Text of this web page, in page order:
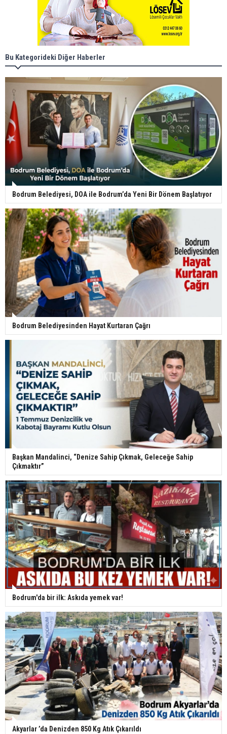
Bu Kategorideki Diğer Haberler
Bodrum Belediyesi, DOA ile Bodrum’da Yeni Bir Dönem Başlatıyor
Bodrum Belediyesinden Hayat Kurtaran Çağrı
Başkan Mandalinci, “Denize Sahip Çıkmak, Geleceğe Sahip
Çıkmaktır”
Bodrum'da bir ilk: Askıda yemek var!
Akyarlar ’da Denizden 850 Kg Atık Çıkarıldı